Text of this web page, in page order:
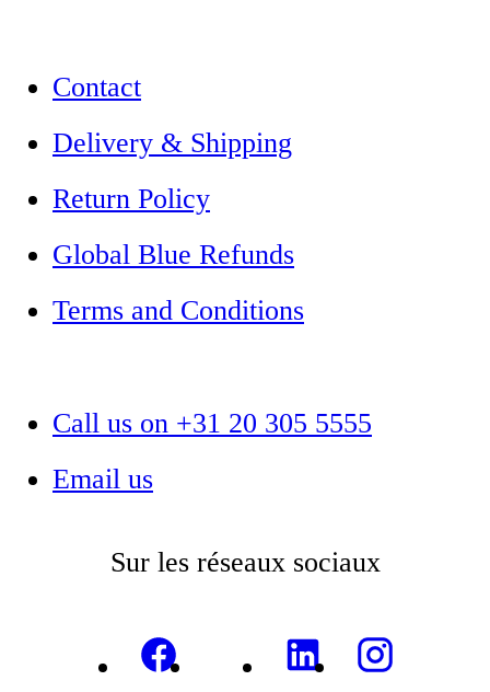
Contact
Delivery & Shipping
Return Policy
Global Blue Refunds
Terms and Conditions
Call us on +31 20 305 5555
Email us
Sur les réseaux sociaux